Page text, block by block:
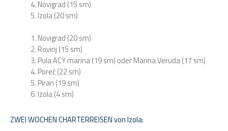
Novigrad (15 sm)
Izola (20 sm)
Novigrad (20 sm)
Rovinj (15 sm)
Pula ACY marina (19 sm) oder Marina Veruda (17 sm)
Poreč (22 sm)
Piran (19 sm)
Izola (4 sm)
ZWEI WOCHEN CHARTERREISEN von Izola: